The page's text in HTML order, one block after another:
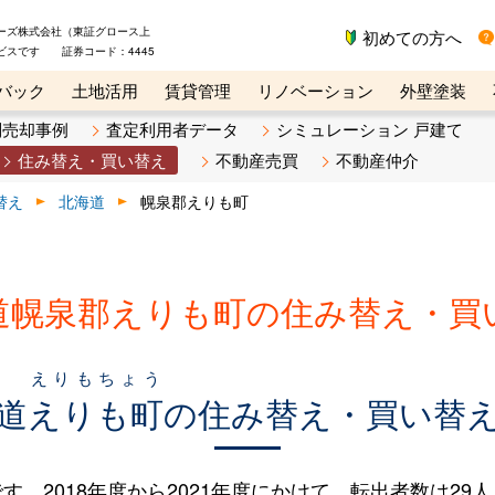
ズ株式会社（東証グロース上
スです 証券コード：4445
初めての方へ
ック 土地活用 賃貸管理 リノベーション 外壁塗装
イン講座
リビンマガジンBiz 不動産売却ご相談デスク
却事例 査定利用者データ
シミュレーション 戸建て
住み替え・買い替え
不動産売買 不動産仲介
え 北海道 幌泉郡えりも町
幌泉郡えりも町の住み替え・買
えりも町
えりもちょう
の住み替え・買い替